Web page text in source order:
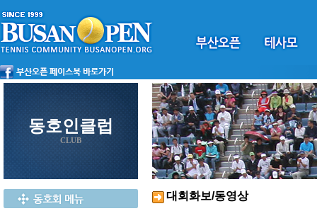
동호인클럽
CLUB
대회화보/동영상